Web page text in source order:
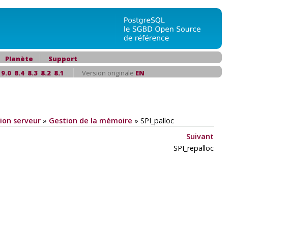
Planète
Support
9.0 8.4 8.3 8.2 8.1 Version originale EN
serveur » Gestion de la mémoire » SPI_palloc
Suivant
SPI_repalloc